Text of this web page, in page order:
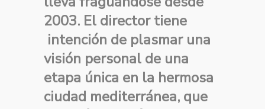
2003. El director tiene
intención de plasmar una
visión personal de una
etapa única en la hermosa
ciudad mediterránea, que